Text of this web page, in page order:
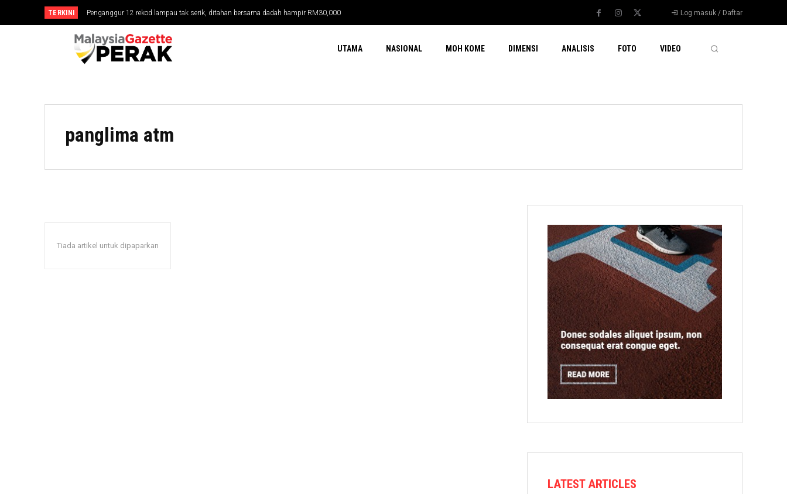
TERKINI Penganggur 12 rekod lampau tak serik, ditahan bersama dadah hampir RM30,000 Log masuk / Daftar
UTAMA NASIONAL MOH KOME DIMENSI ANALISIS FOTO VIDEO
panglima atm
Tiada artikel untuk dipaparkan
LATEST ARTICLES